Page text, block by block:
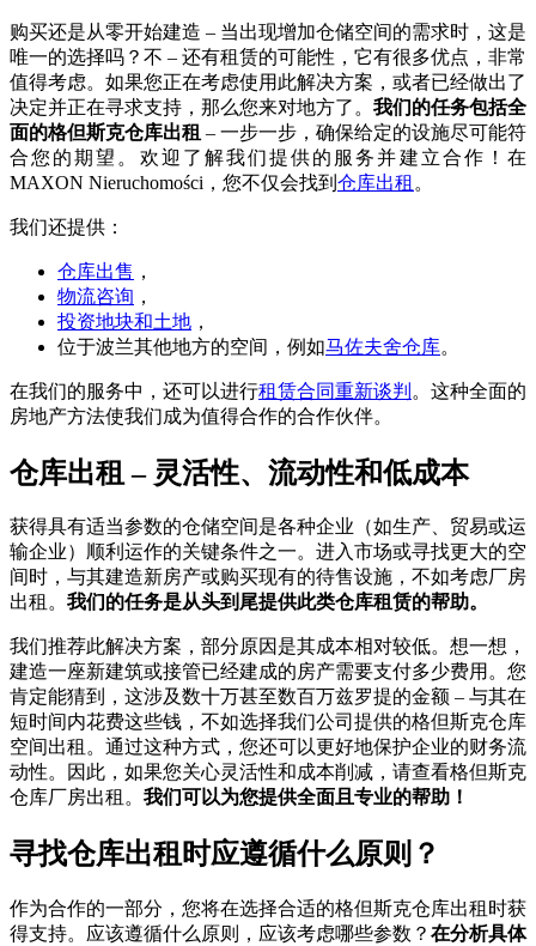
购买还是从零开始建造 – 当出现增加仓储空间的需求时，这是
唯一的选择吗？不 – 还有租赁的可能性，它有很多优点，非常
值得考虑。如果您正在考虑使用此解决方案，或者已经做出了
决定并正在寻求支持，那么您来对地方了。 我们的任务包括全
面的格但斯克仓库出租 – 一步一步，确保给定的设施尽可能符
合您的期望。欢迎了解我们提供的服务并建立合作！在
MAXON Nieruchomości，您不仅会找到 仓库出租 。
我们还提供：
仓库出售 ，
物流咨询 ，
投资地块和土地 ，
位于波兰其他地方的空间，例如马佐夫舍仓库。
在我们的服务中，还可以进行租赁合同重新谈判 。这种全面的
房地产方法使我们成为值得合作的合作伙伴。
仓库出租 – 灵活性、流动性和低成本
获得具有适当参数的仓储空间是各种企业（如生产、贸易或运
输企业）顺利运作的关键条件之一。进入市场或寻找更大的空
间时，与其建造新房产或购买现有的待售设施，不如考虑厂房
出租。 我们的任务是从头到尾提供此类仓库租赁的帮助。
我们推荐此解决方案，部分原因是其成本相对较低。想一想，
建造一座新建筑或接管已经建成的房产需要支付多少费用。您
肯定能猜到，这涉及数十万甚至数百万兹罗提的金额 – 与其在
短时间内花费这些钱，不如选择我们公司提供的格但斯克仓库
空间出租。通过这种方式，您还可以更好地保护企业的财务流
动性。因此，如果您关心灵活性和成本削减，请查看格但斯克
仓库厂房出租。 我们可以为您提供全面且专业的帮助！
寻找仓库出租时应遵循什么原则？
作为合作的一部分，您将在选择合适的格但斯克仓库出租时获
得支持。应该遵循什么原则，应该考虑哪些参数？ 在分析具体